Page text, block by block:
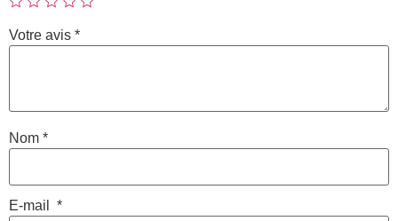
Votre avis *
Nom *
E-mail *